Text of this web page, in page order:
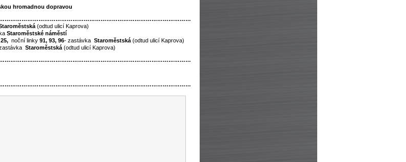
hromadnou dopravou
(odtud ulicí Kaprova)
Staroměstské náměstí
noční linky 91, 93, 96- zastávka Staroměstská (odtud ulicí Kaprova)
Staroměstská (odtud ulicí Kaprova)